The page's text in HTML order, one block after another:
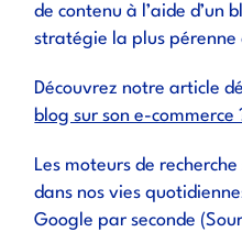
de contenu à l’aide d’un
stratégie la plus pérenne
Découvrez notre article
blog sur son e-commerce
Les moteurs de
dans nos vies
Google par seconde